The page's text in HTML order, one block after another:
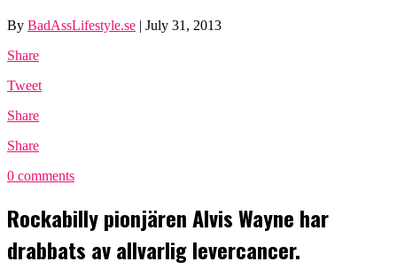
By BadAssLifestyle.se | July 31, 2013
Share
Tweet
Share
Share
0 comments
Rockabilly pionjären Alvis Wayne har
drabbats av allvarlig levercancer.